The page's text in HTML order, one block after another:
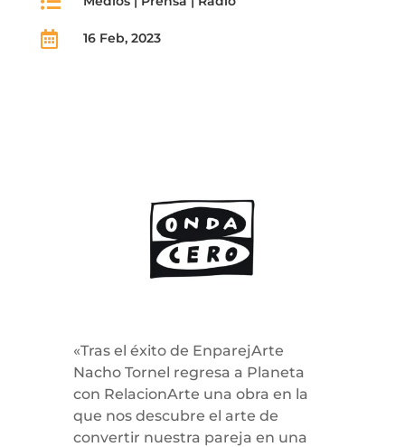
 16 Feb, 2023
«Tras el éxito de EnparejArte
Nacho Tornel regresa a Planeta
con RelacionArte una obra en la
que nos descubre el arte de
convertir nuestra pareja en una